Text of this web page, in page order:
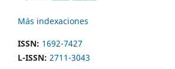
Más indexaciones
ISSN: 1692-7427
L-ISSN: 2711-3043